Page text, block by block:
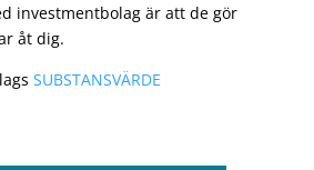
investmentbolag är att de gör
åt dig.
SUBSTANSVÄRDE